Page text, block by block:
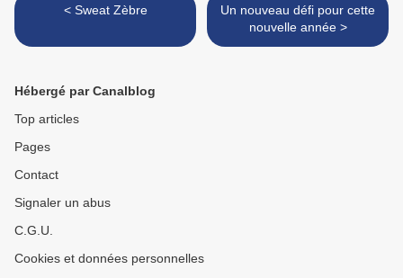
< Sweat Zèbre
Un nouveau défi pour cette
nouvelle année >
Hébergé par Canalblog
Top articles
Pages
Contact
Signaler un abus
C.G.U.
Cookies et données personnelles